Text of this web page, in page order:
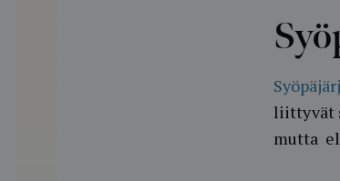
liittyvät
mutta